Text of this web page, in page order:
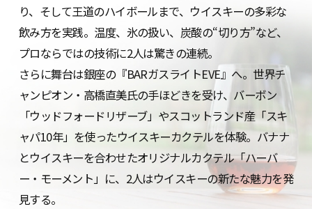
り、そして王道のハイボールまで、ウイスキーの多彩な
飲み方を実践。温度、氷の扱い、炭酸の“切り方”など、
プロならではの技術に2人は驚きの連続。
さらに舞台は銀座の『BARガスライトEVE』へ。世界チ
ャンピオン・高橋直美氏の手ほどきを受け、バーボン
「ウッドフォードリザーブ」やスコットランド産「スキ
ャパ10年」を使ったウイスキーカクテルを体験。バナナ
とウイスキーを合わせたオリジナルカクテル「ハーバ
ー・モーメント」に、2人はウイスキーの新たな魅力を発
見する。